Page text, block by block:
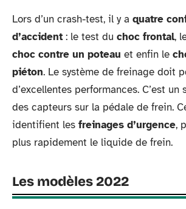
Lors d’un crash-test, il y a quatre
d’accident : le test du choc frontal,
choc contre un poteau et enfin le
piéton. Le système de freinage doit
d’excellentes performances. C’est un
des capteurs sur la pédale de frein.
identifient les freinages d’urgence,
plus rapidement le liquide de frein.
Les modèles 2022